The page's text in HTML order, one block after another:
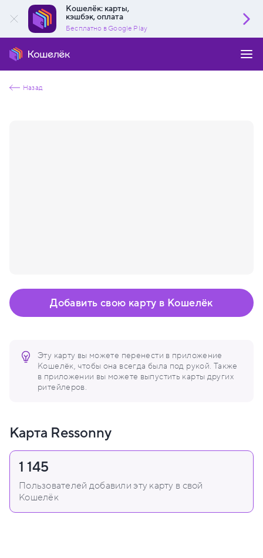
Кошелёк: карты,
кэшбэк, оплата
Бесплатно в Google Play
Назад
Эту карту вы можете перенести в приложение
Кошелёк, чтобы она всегда была под рукой. Также
в приложении вы можете выпустить карты других
ритейлеров.
Добавить свою карту в Кошелёк
Карта Ressonny
1 145
Пользователей добавили эту карту в свой
Кошелёк